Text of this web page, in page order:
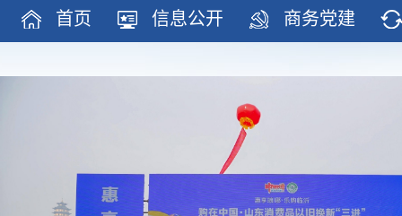
首页 信息公开 商务党建